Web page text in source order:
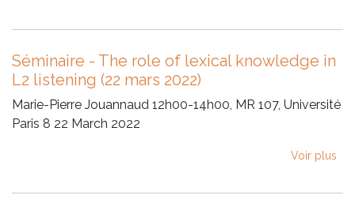
Séminaire - The role of lexical knowledge in
L2 listening (22 mars 2022)
Marie-Pierre Jouannaud 12h00-14h00, MR 107, Université
Paris 8 22 March 2022
Voir plus